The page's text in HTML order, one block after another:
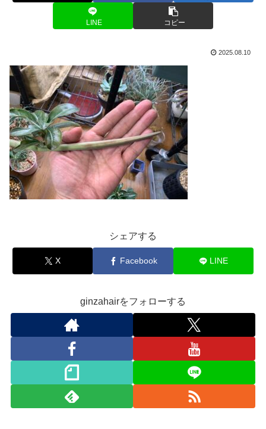
LINE コピー
2025.08.10
シェアする
X Facebook LINE
ginzahairをフォローする